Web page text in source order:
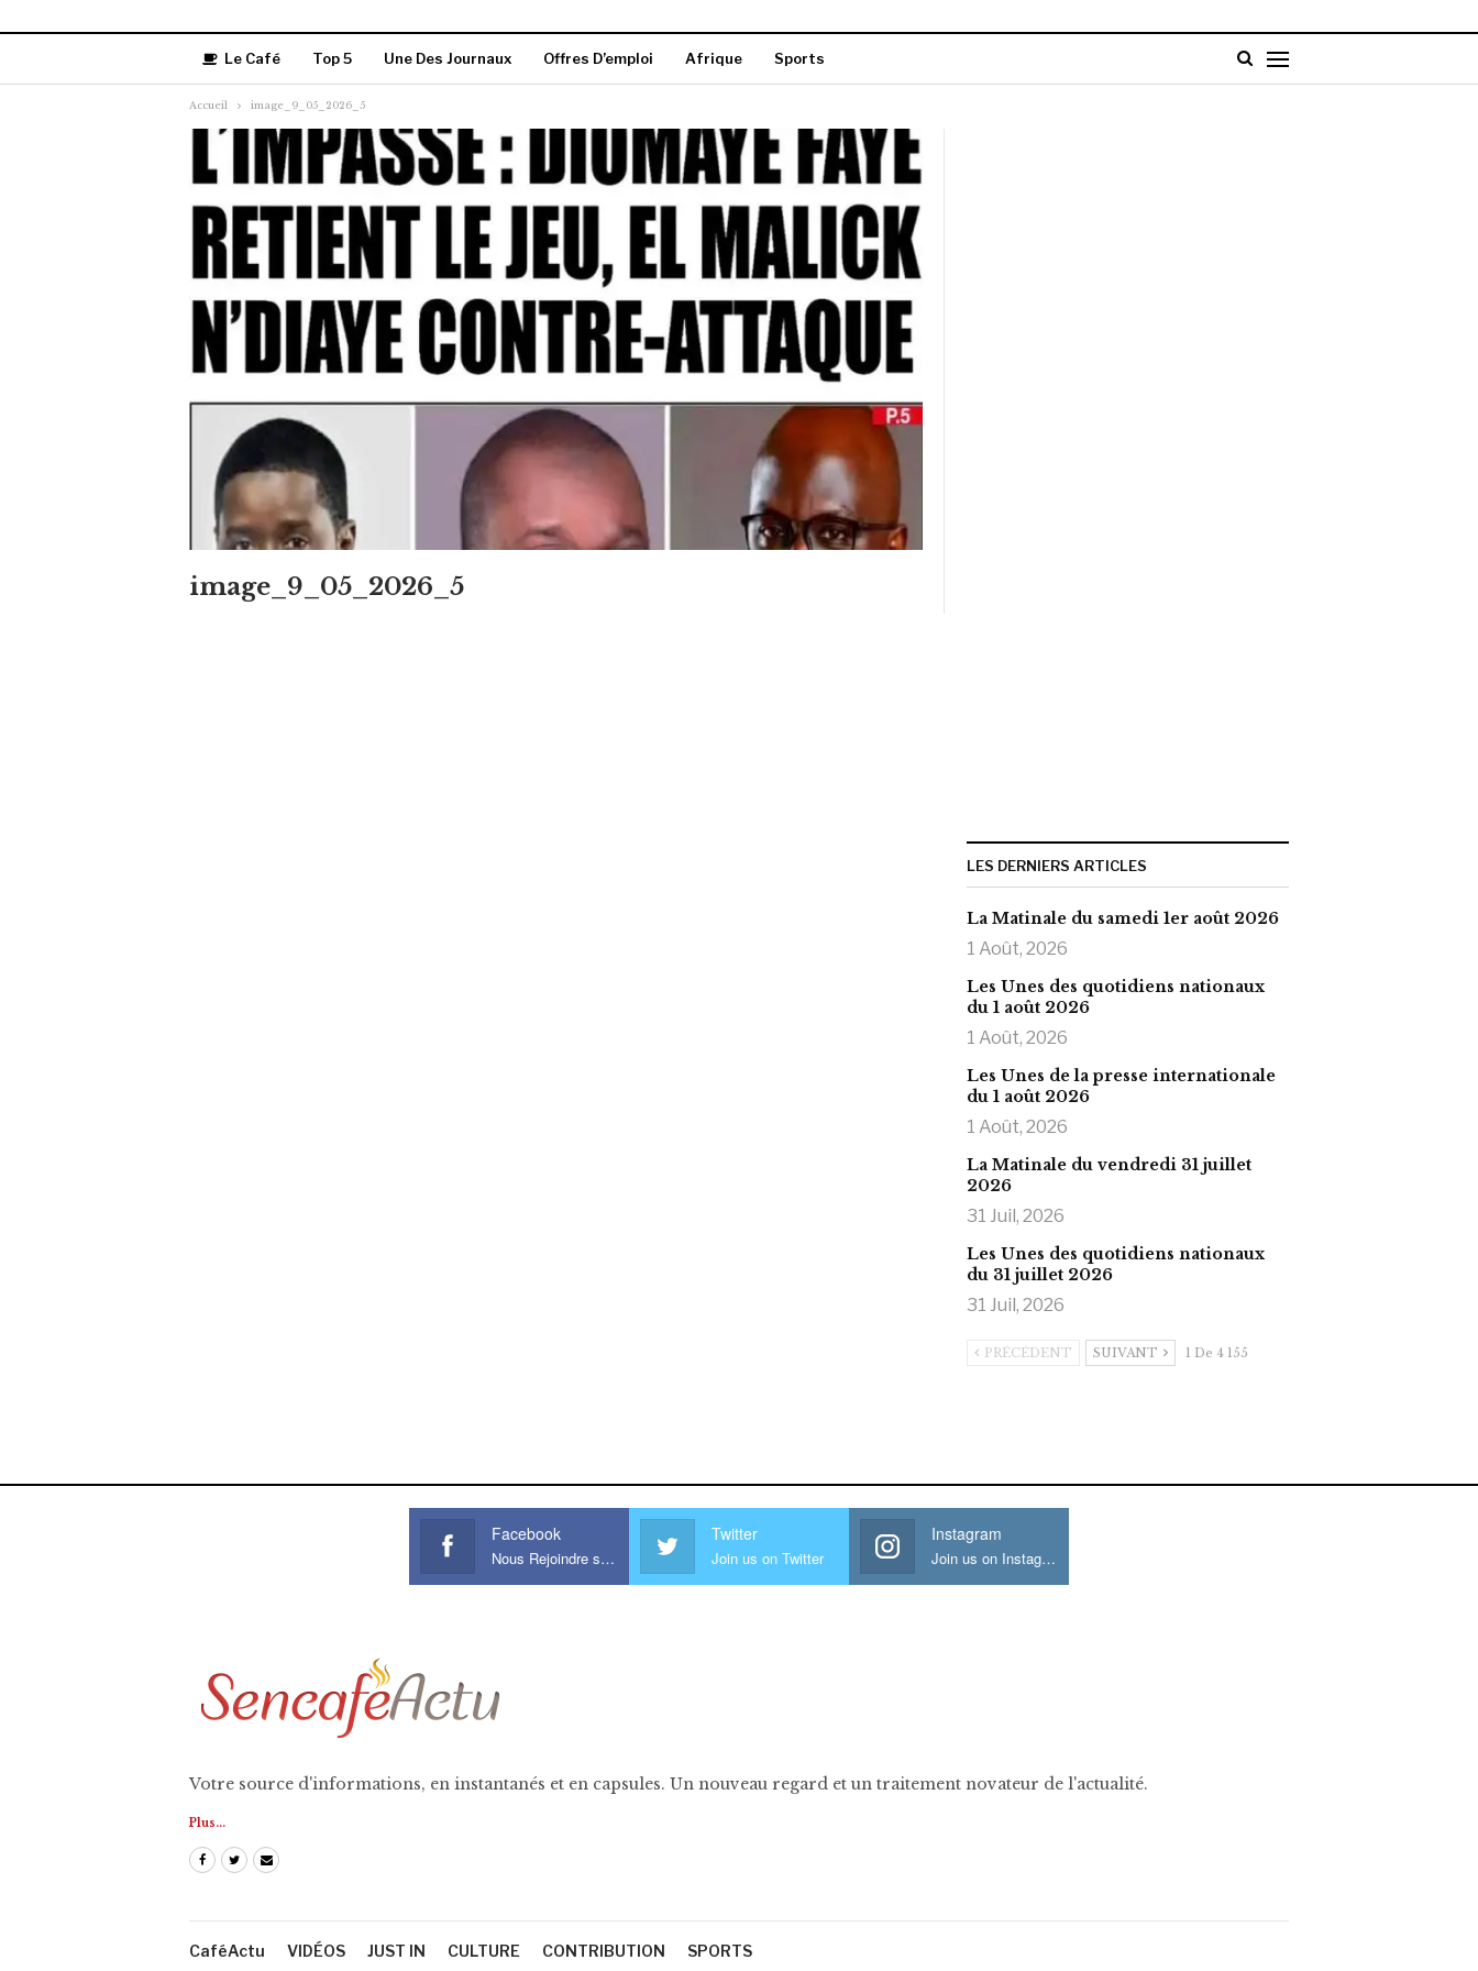
Le Café Top 5 Une Des Journaux Offres D’emploi Afrique Sports
Accueil image_9_05_2026_5
image_9_05_2026_5
LES DERNIERS ARTICLES
La Matinale du samedi 1er août 2026
1 Août, 2026
Les Unes des quotidiens nationaux
du 1 août 2026
1 Août, 2026
Les Unes de la presse internationale
du 1 août 2026
1 Août, 2026
La Matinale du vendredi 31 juillet
2026
31 Juil, 2026
Les Unes des quotidiens nationaux
du 31 juillet 2026
31 Juil, 2026
PRÉCÉDENT SUIVANT 1 De 4 155
Facebook
Nous Rejoindre sur Facebook
Twitter
Join us on Twitter
Instagram
Join us on Instagram
Votre source d'informations, en instantanés et en capsules. Un nouveau regard et un traitement novateur de l'actualité.
Plus...
CaféActu VIDÉOS JUST IN CULTURE CONTRIBUTION SPORTS